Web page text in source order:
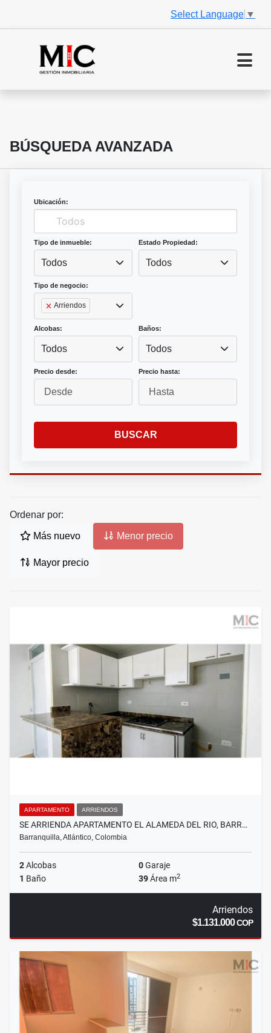
Select Language ▼
BÚSQUEDA AVANZADA
Ubicación:
Tipo de inmueble:
Todos
Estado Propiedad:
Todos
Tipo de negocio:
Arriendos
Alcobas:
Todos
Baños:
Todos
Precio desde: Precio hasta:
BUSCAR
Ordenar por:
Más nuevo Menor precio
Mayor precio
APARTAMENTO ARRIENDOS
SE ARRIENDA APARTAMENTO EL ALAMEDA DEL RIO, BARR…
Barranquilla, Atlántico, Colombia
2Alcobas 0Garaje
1 Baño 39Área m2
Arriendos
$1.131.000COP